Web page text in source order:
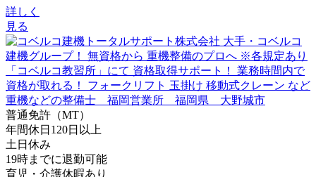
詳しく
見る
普通免許（MT）
年間休日120日以上
土日休み
19時までに退勤可能
育児・介護休暇あり